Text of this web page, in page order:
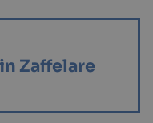
Zaffelare